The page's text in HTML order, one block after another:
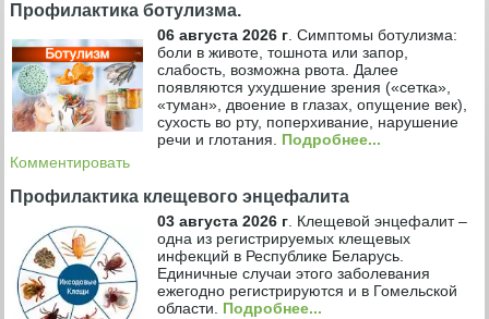
Профилактика ботулизма.
06 августа 2026 г.Симптомы ботулизма:
боли в животе, тошнота или запор,
слабость, возможна рвота. Далее
появляются ухудшение зрения («сетка»,
«туман», двоение в глазах, опущение век),
сухость во рту, поперхивание, нарушение
речи и глотания. Подробнее...
Комментировать
Профилактика клещевого энцефалита
03 августа 2026 г. Клещевой энцефалит –
одна из регистрируемых клещевых
инфекций в Республике Беларусь.
Единичные случаи этого заболевания
ежегодно регистрируются и в Гомельской
области. Подробнее...